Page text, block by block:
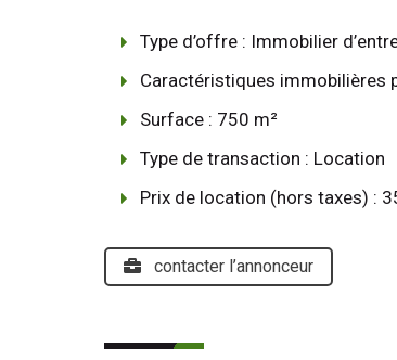
Type d’offre : Immobilier
Caractéristiques immobilières
Surface : 750 m²
Type de transaction : Location
Prix de location (hors taxes) :
contacter l’annonceur